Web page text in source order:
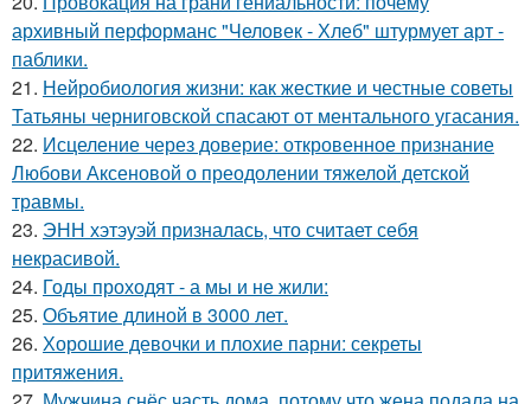
архивный перформанс "Человек - Хлеб" штурмует арт -
паблики.
21. Нейробиология жизни: как жесткие и честные советы
Татьяны черниговской спасают от ментального угасания.
22. Исцеление через доверие: откровенное признание
Любови Аксеновой о преодолении тяжелой детской
травмы.
23. ЭНН хэтэуэй призналась, что считает себя
некрасивой.
24. Годы проходят - а мы и не жили:
25. Объятие длиной в 3000 лет.
26. Хорошие девочки и плохие парни: секреты
притяжения.